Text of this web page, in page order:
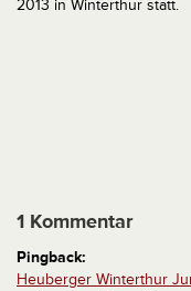
2013 in Winterthur statt.
1 Kommentar
Pingback:
Heuberger Winterthur